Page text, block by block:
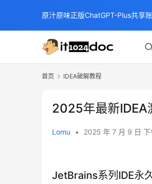
首页 IDEA破解教程
2025年最新IDEA
Lomu • 2025 年 7 月 9 日 下
JetBrains系列IDE永
原汁原味正版ChatGPT-Plus共享